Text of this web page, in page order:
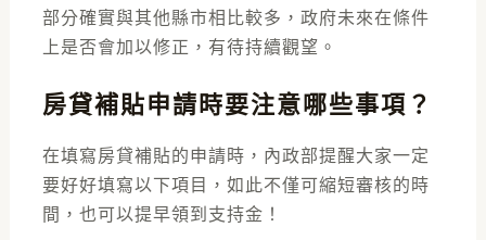
部分確實與其他縣市相比較多，政府未來在條件
上是否會加以修正，有待持續觀望。
房貸補貼申請時要注意哪些事項？
在填寫房貸補貼的申請時，內政部提醒大家一定
要好好填寫以下項目，如此不僅可縮短審核的時
間，也可以提早領到支持金！